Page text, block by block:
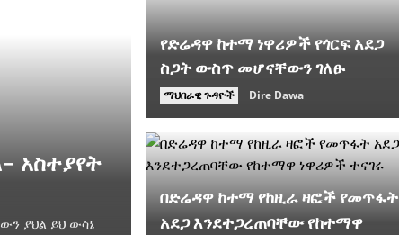
አስተያየት
ያህል ይህ ውሳኔ
የድሬዳዋ ከተማ ነዋሪዎች የጎርፍ አደጋ
ስጋት ውስጥ መሆናቸውን ገለፁ
ማህበራዊ ጉዳዮች Dire Dawa
በድሬዳዋ ከተማ የከዚራ ዛፎች የመጥፋት
አደጋ እንደተጋረጠባቸው የከተማዋ